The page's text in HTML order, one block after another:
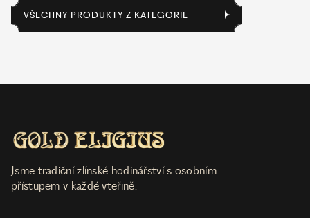
VŠECHNY PRODUKTY Z KATEGORIE
Jsme tradiční zlínské hodinářství s osobním
přístupem v každé vteřině.